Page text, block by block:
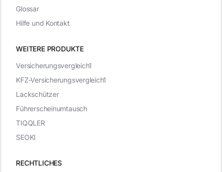
WEITERE PRODUKTE
Versicherungsvergleich1
KFZ-Versicherungsvergleich1
Lackschützer
Führerscheinumtausch
TIQQLER
SEOKI
RECHTLICHES
Glossar
Hilfe und Kontakt